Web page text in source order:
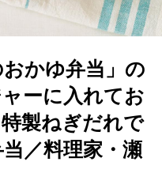
かゆ弁当」の
ーに入れてお
製ねぎだれで
／料理家・瀬